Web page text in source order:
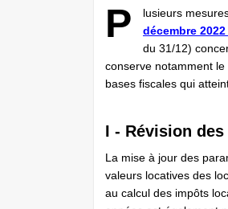
P lusieurs
décembre
du 31/12)
conserve notamment
bases fiscales qui
I - Révision
La mise à jour des
valeurs locatives des
au calcul des impôts